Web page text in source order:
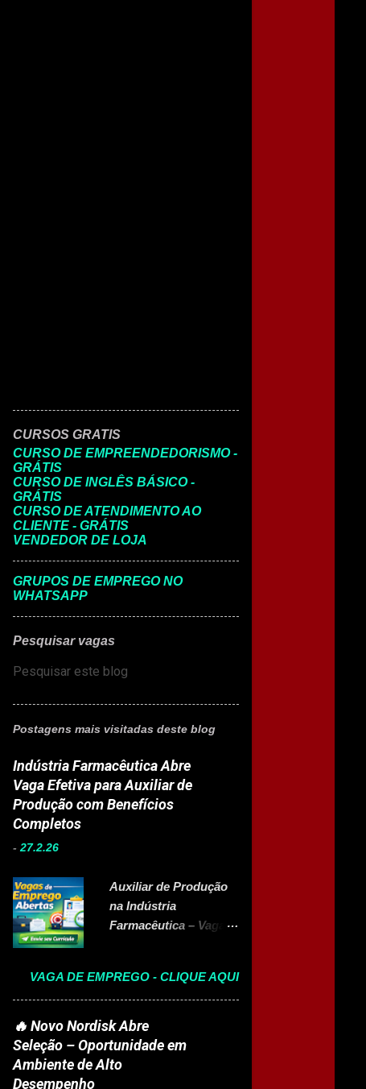
CURSOS GRATIS
CURSO DE EMPREENDEDORISMO -
GRÁTIS
CURSO DE INGLÊS BÁSICO -
GRÁTIS
CURSO DE ATENDIMENTO AO
CLIENTE - GRÁTIS
VENDEDOR DE LOJA
GRUPOS DE EMPREGO NO
WHATSAPP
Pesquisar vagas
Postagens mais visitadas deste blog
Indústria Farmacêutica Abre
Vaga Efetiva para Auxiliar de
Produção com Benefícios
Completos
-27.2.26
Auxiliar de Produção
na Indústria
Farmacêutica – Vaga
, multinacional
brasileira presente em
22 países e referência
no setor farmacêutico,
está com vaga aberta
VAGA DE EMPREGO - CLIQUE AQUI
🔥 Novo Nordisk Abre
Seleção – Oportunidade em
Ambiente de Alto
Desempenho